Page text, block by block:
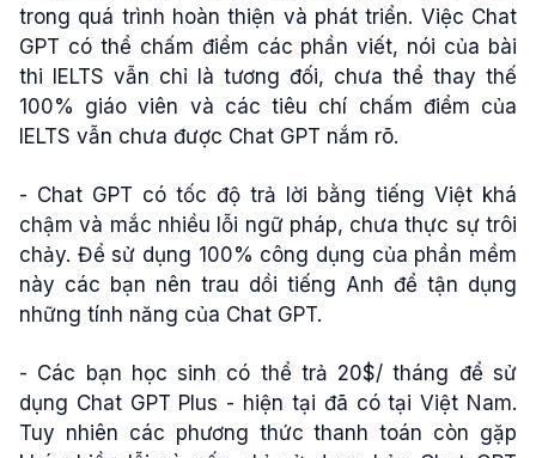
trong quá trình hoàn thiện và phát triển. Việc Chat
GPT có thể chấm điểm các phần viết, nói của bài
thi IELTS vẫn chỉ là tương đối, chưa thể thay thế
100% giáo viên và các tiêu chí chấm điểm của
IELTS vẫn chưa được Chat GPT nắm rõ.
- Chat GPT có tốc độ trả lời bằng tiếng Việt khá
chậm và mắc nhiều lỗi ngữ pháp, chưa thực sự trôi
chảy. Để sử dụng 100% công dụng của phần mềm
này các bạn nên trau dồi tiếng Anh để tận dụng
những tính năng của Chat GPT.
- Các bạn học sinh có thể trả 20$/ tháng để sử
dụng Chat GPT Plus - hiện tại đã có tại Việt Nam.
Tuy nhiên các phương thức thanh toán còn gặp